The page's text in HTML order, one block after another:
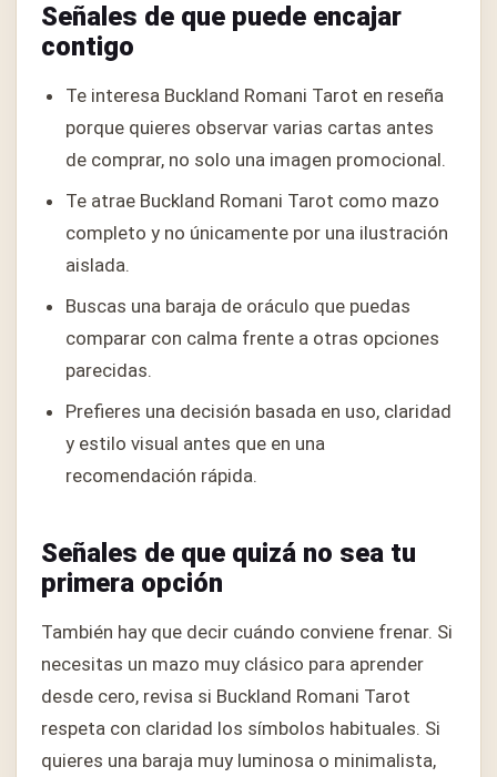
Señales de que puede encajar
contigo
Te interesa Buckland Romani Tarot en reseña
porque quieres observar varias cartas antes
de comprar, no solo una imagen promocional.
Te atrae Buckland Romani Tarot como mazo
completo y no únicamente por una ilustración
aislada.
Buscas una baraja de oráculo que puedas
comparar con calma frente a otras opciones
parecidas.
Prefieres una decisión basada en uso, claridad
y estilo visual antes que en una
recomendación rápida.
Señales de que quizá no sea tu
primera opción
También hay que decir cuándo conviene frenar. Si
necesitas un mazo muy clásico para aprender
desde cero, revisa si Buckland Romani Tarot
respeta con claridad los símbolos habituales. Si
quieres una baraja muy luminosa o minimalista,